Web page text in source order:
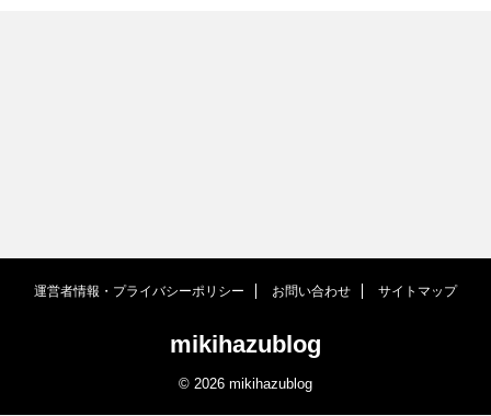
運営者情報・プライバシーポリシー お問い合わせ サイトマップ
mikihazublog
© 2026 mikihazublog